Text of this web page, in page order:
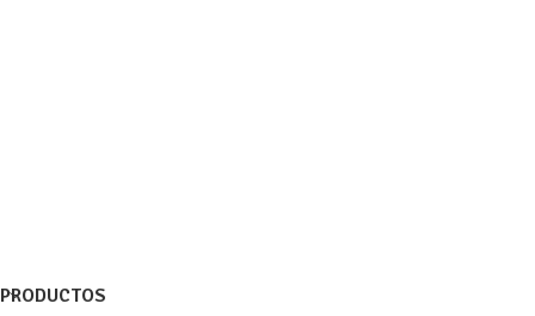
PRODUCTOS